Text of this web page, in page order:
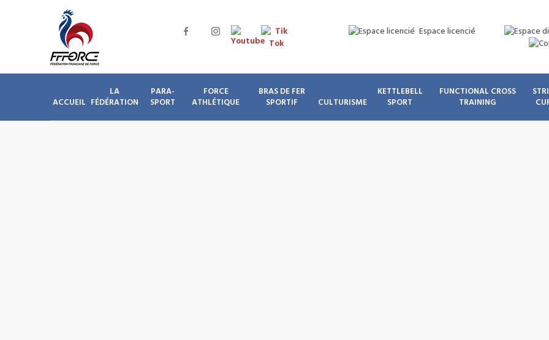
Espace licencié
ACCUEIL
LA
FÉDÉRATION
PARA-
SPORT
FORCE
ATHLÉTIQUE
BRAS DE FER
SPORTIF
CULTURISME
KETTLEBELL
SPORT
FUNCTIONAL CROSS
TRAINING